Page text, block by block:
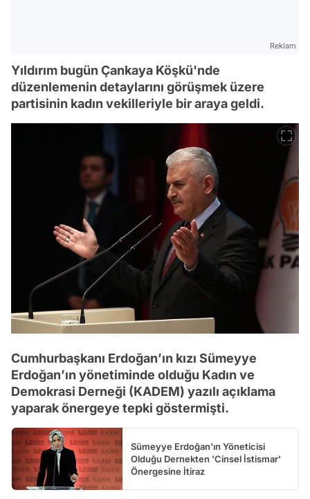
Reklam
Yıldırım bugün Çankaya Köşkü'nde
düzenlemenin detaylarını görüşmek üzere
partisinin kadın vekilleriyle bir araya geldi.
Cumhurbaşkanı Erdoğan’ın kızı Sümeyye
Erdoğan’ın yönetiminde olduğu Kadın ve
Demokrasi Derneği (KADEM) yazılı açıklama
yaparak önergeye tepki göstermişti.
Sümeyye Erdoğan'ın Yöneticisi
Olduğu Dernekten 'Cinsel İstismar'
Önergesine İtiraz